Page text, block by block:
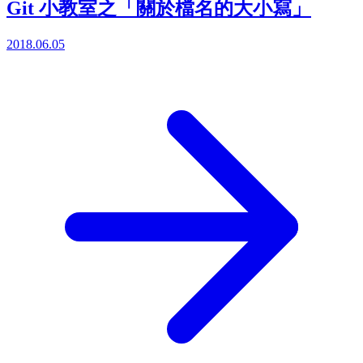
Git 小教室之「關於檔名的大小寫」
2018.06.05